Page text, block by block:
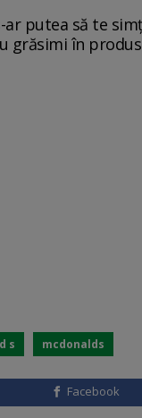
ar putea să te
grăsimi în
s mcdonalds
Facebook